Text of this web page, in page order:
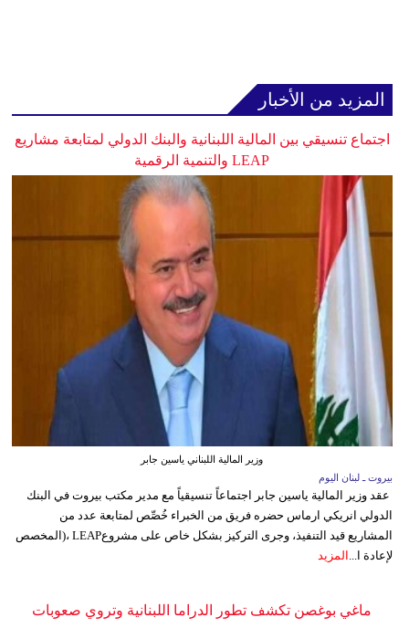
المزيد من الأخبار
اجتماع تنسيقي بين المالية اللبنانية والبنك الدولي لمتابعة مشاريع
LEAP والتنمية الرقمية
وزير المالية اللبناني ياسين جابر
بيروت ـ لبنان اليوم
عقد وزير المالية ياسين جابر اجتماعاً تنسيقياً مع مدير مكتب بيروت في البنك
الدولي انريكي ارماس حضره فريق من الخبراء خُصِّص لمتابعة عدد من
المشاريع قيد التنفيذ، وجرى التركيز بشكل خاص على مشروعLEAP ،(المخصص
لإعادة ا... المزيد
ماغي بوغصن تكشف تطور الدراما اللبنانية وتروي صعوبات